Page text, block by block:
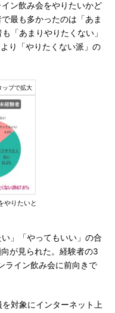
ン飲み会をやりたいかど
最も多かったのは「あま
「あまりやりたくない」
り「やりたくない派」の
やりたいと
」「やってもいい」の合
が見られた。経験者の3
ライン飲み会に前向きで
対象にインターネット上